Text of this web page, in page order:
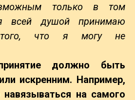
только в том
всей душой принимаю
того, что я могу не
должно быть
искренним. Например,
на самого